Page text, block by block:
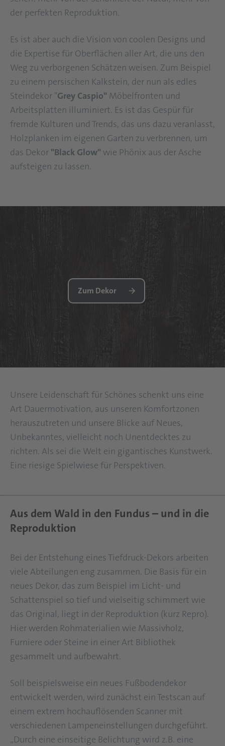
der perfekten Reproduktion.
Es ist aber auch die Vision von coolen Designs und
die Expertise für Oberflächen aller Art, die uns den
Weg zu verborgenen Schätzen weisen. Zum Beispiel
zu einem persischen Kalkstein, der nun als edles
Steindekor "Grey Caspio" Möbelfronten und
Arbeitsplatten illuminiert. Es ist das Gespür für
fremde Kulturen und Trends, das uns dazu veranlasst,
Holzplanken im eigenen Garten zu verbrennen, um
das Dekor "Black Glow" wie Phönix aus der Asche
aufsteigen zu lassen.
Zum Dekor
Unsere Leidenschaft für Schönes schenkt uns eine
Art Dauermotivation, aus unseren Komfortzonen
herauszutreten und unsere Blicke auf Neues,
Unbekanntes, vielleicht noch Unentdecktes zu
richten. Als sei die Welt ein gigantisches Kunstwerk.
Eine riesige Spielwiese für Perspektiven.
Aus dem Wald in den Fundus – und in die
Reproduktion
Bei der Entstehung eines Tiefdruck-Dekors arbeiten
viele Abteilungen eng zusammen. Die Basis für ein
neues Dekor, das zum Beispiel im Licht- und
Schattenspiel so tief und vielseitig schimmert wie
das Original, liegt in der Reproduktion (kurz Repro).
Hier werden Rohmaterialien wie Massivholz,
Furniere oder Steine in einer Art Bibliothek
gesammelt und aufbewahrt.
Soll beispielsweise ein neues Fußbodendekor
entwickelt werden, wird zunächst ein Testscan auf
einem extrem hochauflösenden Scanner mit
verschiedenen Lampeneinstellungen durchgeführt.
„Durch eine einseitige Belichtung wird z.B. eine